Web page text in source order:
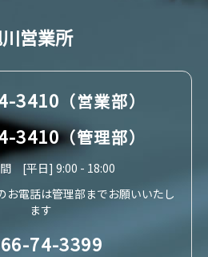
営業所
3410 （営業部）
3410（管理部）
[平日] 9:00 - 18:00
電話は管理部までお願いいたし
ます
74-3399